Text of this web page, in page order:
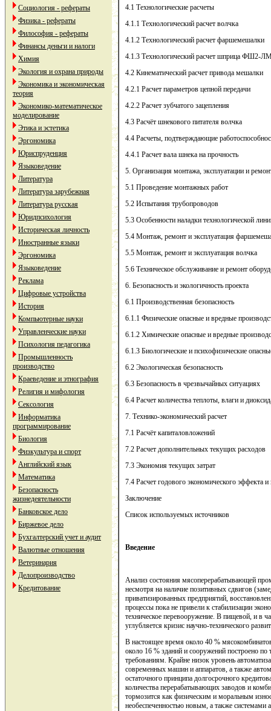
Социология - рефераты
Физика - рефераты
Философия - рефераты
Финансы деньги и налоги
Химия
Экология и охрана природы
Экономика и экономическая
теория
Экономико-математическое
моделирование
Этика и эстетика
Эргономика
Юриспруденция
Языковедение
Литература
Литература зарубежная
Литература русская
Юридпсихология
Историческая личность
Иностранные языки
Эргономика
Языковедение
Реклама
Цифровые устройства
История
Компьютерные науки
Управленческие науки
Психология педагогика
Промышленность
производство
Краеведение и этнография
Религия и мифология
Сексология
Информатика
программирование
Биология
Физкультура и спорт
Английский язык
Математика
Безопасность
жизнедеятельности
Банковское дело
Биржевое дело
Бухгалтерский учет и аудит
Валютные отношения
Ветеринария
Делопроизводство
Кредитование
4.1 Технологические расчеты
4.1.1 Технологический расчет волчка
4.1.2 Технологический расчет фаршемешалки
4.1.3 Технологический расчет шприца ФШ2-
4.2 Кинематический расчет привода мешалки
4.2.1 Расчет параметров цепной передачи
4.2.2 Расчет зубчатого зацепления
4.3 Расчёт шнекового питателя волчка
4.4 Расчеты, подтверждающие
4.4.1 Расчет вала шнека на прочность
5. Организация монтажа, эксплуатации и
5.1 Проведение монтажных работ
5.2 Испытания трубопроводов
5.3 Особенности наладки технологической
5.4 Монтаж, ремонт и эксплуатация
5.5 Монтаж, ремонт и эксплуатация волчка
5.6 Техническое обслуживание и ремонт
6. Безопасность и экологичность проекта
6.1 Производственная безопасность
6.1.1 Физические опасные и вредные
6.1.2 Химические опасные и вредные
6.1.3 Биологические и психофизические
6.2 Экологическая безопасность
6.3 Безопасность в чрезвычайных ситуациях
6.4 Расчет количества теплоты, влаги и
7. Технико-экономический расчет
7.1 Расчёт капиталовложений
7.2 Расчет дополнительных текущих расходов
7.3 Экономия текущих затрат
7.4 Расчет годового экономического эффекта
Заключение
Список используемых источников
Введение
Анализ состояния мясоперерабатывающей
несмотря на наличие позитивных сдвигов
приватизированных предприятий,
процессы пока не привели к стабилизации
техническое перевооружение. В пищевой, и в
углубляется кризис научно-технического
В настоящее время около 40 %
около 16 % зданий и сооружений построено
требованиям. Крайне низок уровень
современных машин и аппаратов, а также
остаточного принципа долгосрочного
количества перерабатывающих заводов и
тормозится как физическим и моральным
необеспеченностью новым, а также системами